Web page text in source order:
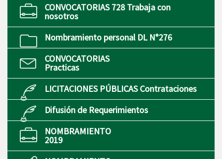
CONVOCATORIAS 728 Trabaja con
nosotros
Nombramiento personal DL N°276
CONVOCATORIAS
Practicas
LICITACIONES PÚBLICAS Contrataciones
Difusión de Requerimientos
NOMBRAMIENTO
2019